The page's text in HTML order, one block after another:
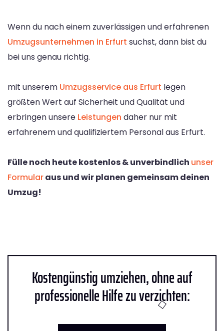
Wenn du nach einem zuverlässigen und erfahrenen
Umzugsunternehmen in Erfurt suchst, dann bist du
bei uns genau richtig.
mit unserem Umzugsservice aus Erfurt legen
größten Wert auf Sicherheit und Qualität und
erbringen unsere Leistungen daher nur mit
erfahrenem und qualifiziertem Personal aus Erfurt.
Fülle noch heute kostenlos & unverbindlich unser
Formularaus und wir planen gemeinsam deinen
Umzug!
Kostengünstig umziehen, ohne auf
professionelle Hilfe zu verzichten: